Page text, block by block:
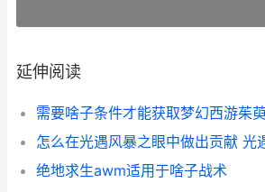
延伸阅读
绝地求生awm适用于啥子战术